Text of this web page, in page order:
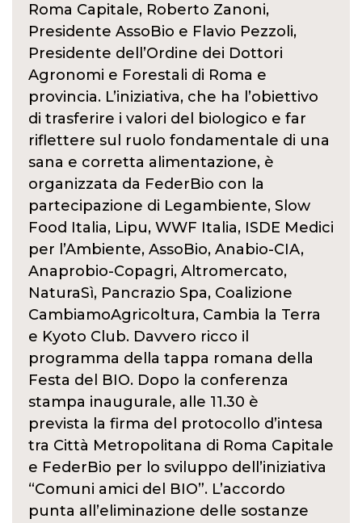
Roma Capitale, Roberto Zanoni,
Presidente AssoBio e Flavio Pezzoli,
Presidente dell’Ordine dei Dottori
Agronomi e Forestali di Roma e
provincia. L’iniziativa, che ha l’obiettivo
di trasferire i valori del biologico e far
riflettere sul ruolo fondamentale di una
sana e corretta alimentazione, è
organizzata da FederBio con la
partecipazione di Legambiente, Slow
Food Italia, Lipu, WWF Italia, ISDE Medici
per l’Ambiente, AssoBio, Anabio-CIA,
Anaprobio-Copagri, Altromercato,
NaturaSì, Pancrazio Spa, Coalizione
CambiamoAgricoltura, Cambia la Terra
e Kyoto Club. Davvero ricco il
programma della tappa romana della
Festa del BIO. Dopo la conferenza
stampa inaugurale, alle 11.30 è
prevista la firma del protocollo d’intesa
tra Città Metropolitana di Roma Capitale
e FederBio per lo sviluppo dell’iniziativa
“Comuni amici del BIO”. L’accordo
punta all’eliminazione delle sostanze